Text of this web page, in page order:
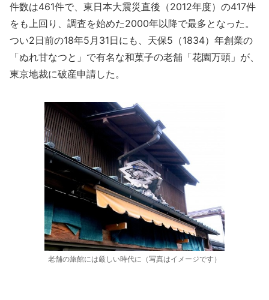
件数は461件で、東日本大震災直後（2012年度）の417件
をも上回り、調査を始めた2000年以降で最多となった。
つい2日前の18年5月31日にも、天保5（1834）年創業の
「ぬれ甘なつと」で有名な和菓子の老舗「花園万頭」が、
東京地裁に破産申請した。
老舗の旅館には厳しい時代に（写真はイメージです）